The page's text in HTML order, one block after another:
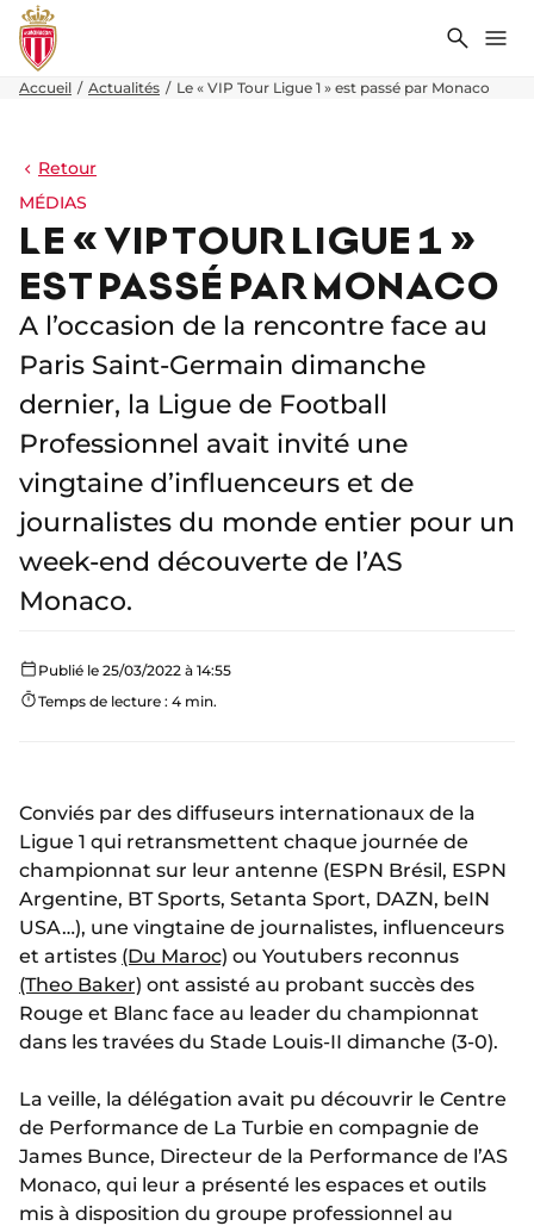
Accueil Actualités Le « VIP Tour Ligue 1 » est passé par Monaco
Retour
MÉDIAS
LE « VIP TOUR LIGUE 1 »
EST PASSÉ PAR MONACO
A l’occasion de la rencontre face au
Paris Saint-Germain dimanche
dernier, la Ligue de Football
Professionnel avait invité une
vingtaine d’influenceurs et de
journalistes du monde entier pour un
week-end découverte de l’AS
Monaco.
Publié le 25/03/2022 à 14:55
Temps de lecture : 4 min.
Conviés par des diffuseurs internationaux de la
Ligue 1 qui retransmettent chaque journée de
championnat sur leur antenne (ESPN Brésil, ESPN
Argentine, BT Sports, Setanta Sport, DAZN, beIN
USA…), une vingtaine de journalistes, influenceurs
et artistes (Du Maroc) ou Youtubers reconnus
(Theo Baker) ont assisté au probant succès des
Rouge et Blanc face au leader du championnat
dans les travées du Stade Louis-II dimanche (3-0).
La veille, la délégation avait pu découvrir le Centre
de Performance de La Turbie en compagnie de
James Bunce, Directeur de la Performance de l’AS
Monaco, qui leur a présenté les espaces et outils
mis à disposition du groupe professionnel au